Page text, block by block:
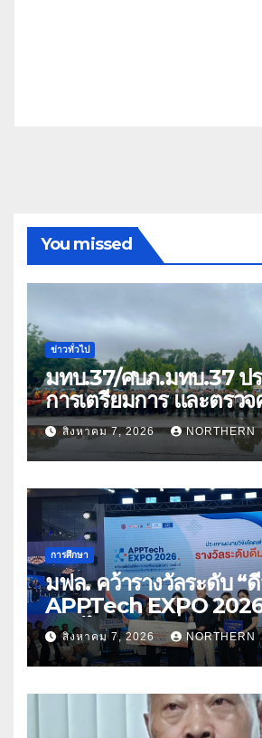
You missed
ข่าวทั่วไป
มทบ.37/ศบภ.มทบ.37 ป
การเตรียมการ และตรว
ด้านการบรรเทาสาธาร
สิงหาคม 7, 2026 NORTHERN
การศึกษา
มฟล. คว้ารางวัลระดับ “
APPTech EXPO
สมุนไพร ขับเคลื่อนนวัตก
พาณิชย์
สิงหาคม 7, 2026 NORTHERN